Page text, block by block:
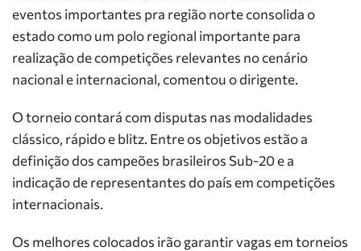
eventos importantes pra região norte consolida o
estado como um polo regional importante para
realização de competições relevantes no cenário
nacional e internacional, comentou o dirigente.
O torneio contará com disputas nas modalidades
clássico, rápido e blitz. Entre os objetivos estão a
definição dos campeões brasileiros Sub-20 e a
indicação de representantes do país em competições
internacionais.
Os melhores colocados irão garantir vagas em torneios